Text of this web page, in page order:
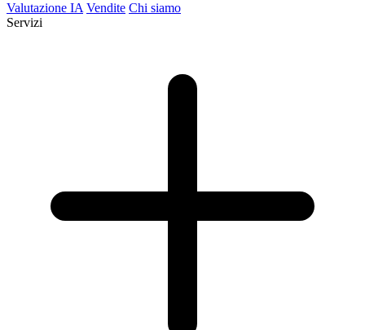
Valutazione IA Vendite Chi siamo
Servizi